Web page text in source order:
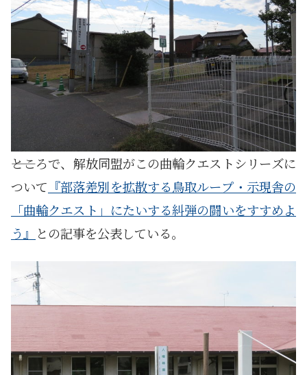
――ところで、解放同盟がこの曲輪クエストシリーズに
ついて 『部落差別を拡散する鳥取ループ・示現舎の
「曲輪クエスト」にたいする糾弾の闘いをすすめよ
う』 との記事を公表している。